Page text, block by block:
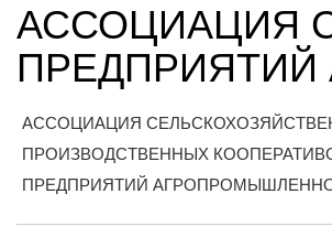
АССОЦИАЦИЯ
ПРЕДПРИЯТИЙ
АССОЦИАЦИЯ
ПРОИЗВОДСТВЕННЫХ
ПРЕДПРИЯТИЙ